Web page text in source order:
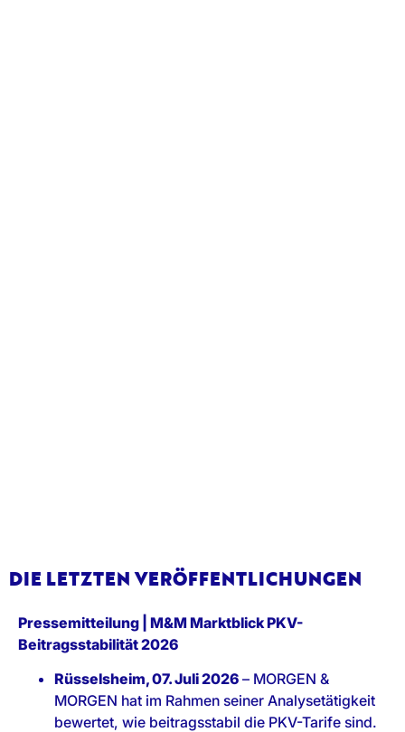
DIE LETZTEN VERÖFFENTLICHUNGEN
Pressemitteilung | M&M Marktblick PKV-
Beitragsstabilität 2026
Rüsselsheim, 07. Juli 2026 – MORGEN &
MORGEN hat im Rahmen seiner Analysetätigkeit
bewertet, wie beitragsstabil die PKV-Tarife sind.